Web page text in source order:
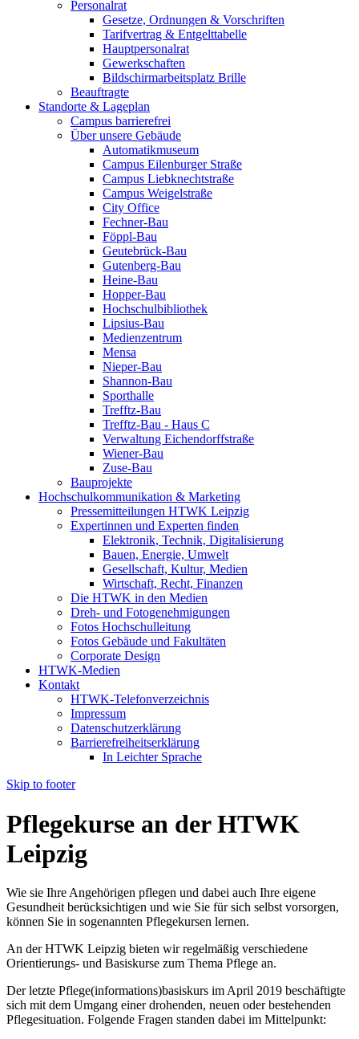
Personalrat
Gesetze, Ordnungen & Vorschriften
Tarifvertrag & Entgelttabelle
Hauptpersonalrat
Gewerkschaften
Bildschirmarbeitsplatz Brille
Beauftragte
Standorte & Lageplan
Campus barrierefrei
Über unsere Gebäude
Automatikmuseum
Campus Eilenburger Straße
Campus Liebknechtstraße
Campus Weigelstraße
City Office
Fechner-Bau
Föppl-Bau
Geutebrück-Bau
Gutenberg-Bau
Heine-Bau
Hopper-Bau
Hochschulbibliothek
Lipsius-Bau
Medienzentrum
Mensa
Nieper-Bau
Shannon-Bau
Sporthalle
Trefftz-Bau
Trefftz-Bau - Haus C
Verwaltung Eichendorffstraße
Wiener-Bau
Zuse-Bau
Bauprojekte
Hochschulkommunikation & Marketing
Pressemitteilungen HTWK Leipzig
Expertinnen und Experten finden
Elektronik, Technik, Digitalisierung
Bauen, Energie, Umwelt
Gesellschaft, Kultur, Medien
Wirtschaft, Recht, Finanzen
Die HTWK in den Medien
Dreh- und Fotogenehmigungen
Fotos Hochschulleitung
Fotos Gebäude und Fakultäten
Corporate Design
HTWK-Medien
Kontakt
HTWK-Telefonverzeichnis
Impressum
Datenschutzerklärung
Barrierefreiheitserklärung
In Leichter Sprache
Skip to footer
Pflegekurse an der HTWK
Leipzig
Wie sie Ihre Angehörigen pflegen und dabei auch Ihre eigene
Gesundheit berücksichtigen und wie Sie für sich selbst vorsorgen,
können Sie in sogenannten Pflegekursen lernen.
An der HTWK Leipzig bieten wir regelmäßig verschiedene
Orientierungs- und Basiskurse zum Thema Pflege an.
Der letzte Pflege(informations)basiskurs im April 2019 beschäftigte
sich mit dem Umgang einer drohenden, neuen oder bestehenden
Pflegesituation. Folgende Fragen standen dabei im Mittelpunkt: